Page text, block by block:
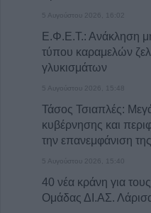
5 Αυγούστου 2026, 16:02
Ε.Φ.Ε.Τ.: Ανάκληση
τύπου καραμελών
γλυκισμάτων
5 Αυγούστου 2026, 15:48
Τάσος Τσιαπλές:
κυβέρνησης και
την επανεμφάνιση
5 Αυγούστου 2026, 15:40
40 νέα κράνη για
Ομάδας ΔΙ.ΑΣ.